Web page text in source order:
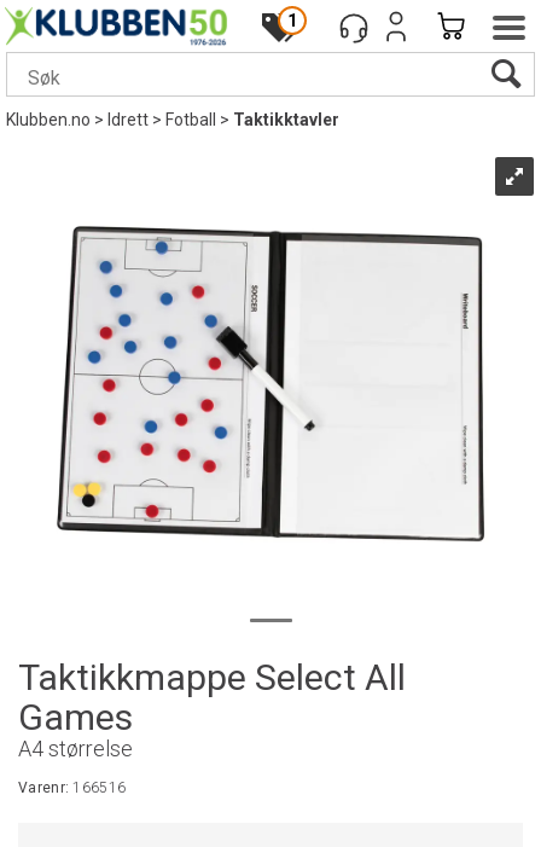
1
Klubben.no> Idrett>Fotball >Taktikktavler
Taktikkmappe Select All
Games
A4 størrelse
Varenr:166516